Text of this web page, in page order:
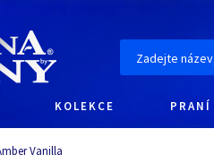
KOLEKCE PRANÍ
Vanilla